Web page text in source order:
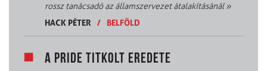
rossz tanácsadó az államszervezet átalakításánál»
HACK PÉTER
/ BELFÖLD
A PRIDE TITKOLT EREDETE